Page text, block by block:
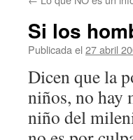
Si los
Publicada el 27 abril
Dicen que la
niños, no hay
niño del